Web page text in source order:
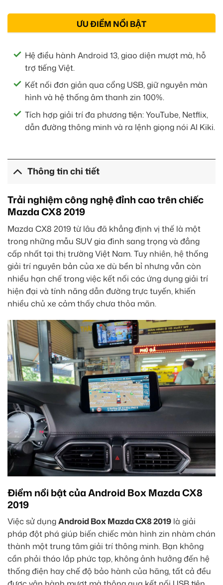
ƯU ĐIỂM NỔI BẬT
Hệ điều hành Android 13, giao diện mượt mà, hỗ
trợ tiếng Việt.
Kết nối đơn giản qua cổng USB, giữ nguyên màn
hình và hệ thống âm thanh zin 100%.
Tích hợp giải trí đa phương tiện: YouTube, Netflix,
dẫn đường thông minh và ra lệnh giọng nói AI Kiki.
Thông tin chi tiết
Trải nghiệm công nghệ đỉnh cao trên chiếc
Mazda CX8 2019
Mazda CX8 2019 từ lâu đã khẳng định vị thế là một
trong những mẫu SUV gia đình sang trọng và đẳng
cấp nhất tại thị trường Việt Nam. Tuy nhiên, hệ thống
giải trí nguyên bản của xe dù bền bỉ nhưng vẫn còn
nhiều hạn chế trong việc kết nối các ứng dụng giải trí
hiện đại và tính năng dẫn đường trực tuyến, khiến
nhiều chủ xe cảm thấy chưa thỏa mãn.
Điểm nổi bật của Android Box Mazda CX8
2019
Việc sử dụngAndroid Box Mazda CX8 2019 là giải
pháp đột phá giúp biến chiếc màn hình zin nhàm chán
thành một trung tâm giải trí thông minh. Bạn không
cần phải tháo lắp phức tạp, không ảnh hưởng đến hệ
thống điện hay chế độ bảo hành của hãng, tất cả đều